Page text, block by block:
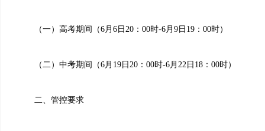
（一）高考期间（6月6日20：00时-6月9日19：00时）
（二）中考期间（6月19日20：00时-6月22日18：00时）
二、管控要求